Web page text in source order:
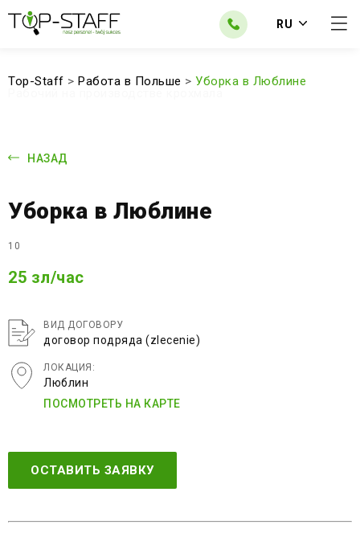
RU
Top-Staff > Работа в Польше > Уборка в Люблине
НАЗАД
Уборка в Люблине
10
25 зл/час
ВИД ДОГОВОРУ
договор подряда (zlecenie)
ЛОКАЦИЯ:
Люблин
ПОСМОТРЕТЬ НА КАРТЕ
ОСТАВИТЬ ЗАЯВКУ